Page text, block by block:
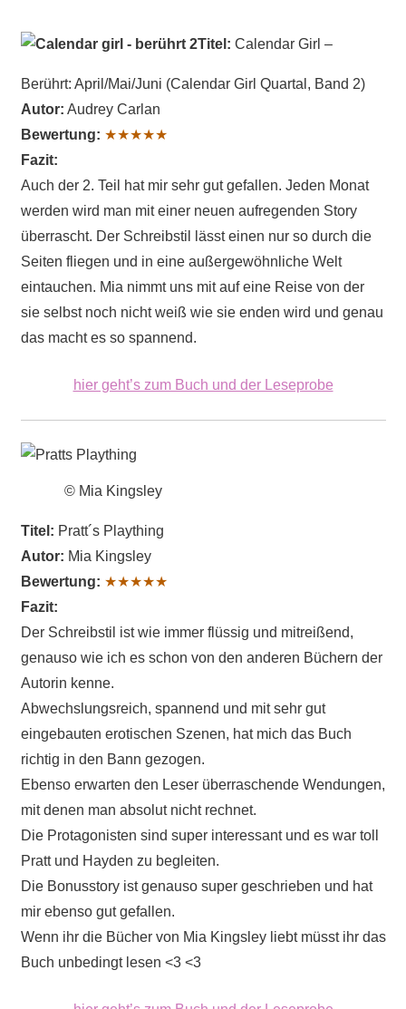
Titel: Calendar Girl –
Berührt: April/Mai/Juni (Calendar Girl Quartal, Band 2)
Autor: Audrey Carlan
Bewertung: ★★★★★
Fazit:
Auch der 2. Teil hat mir sehr gut gefallen. Jeden Monat
werden wird man mit einer neuen aufregenden Story
überrascht. Der Schreibstil lässt einen nur so durch die
Seiten fliegen und in eine außergewöhnliche Welt
eintauchen. Mia nimmt uns mit auf eine Reise von der
sie selbst noch nicht weiß wie sie enden wird und genau
das macht es so spannend.
hier geht’s zum Buch und der Leseprobe
© Mia Kingsley
Titel: Pratt´s Plaything
Autor: Mia Kingsley
Bewertung: ★★★★★
Fazit:
Der Schreibstil ist wie immer flüssig und mitreißend,
genauso wie ich es schon von den anderen Büchern der
Autorin kenne.
Abwechslungsreich, spannend und mit sehr gut
eingebauten erotischen Szenen, hat mich das Buch
richtig in den Bann gezogen.
Ebenso erwarten den Leser überraschende Wendungen,
mit denen man absolut nicht rechnet.
Die Protagonisten sind super interessant und es war toll
Pratt und Hayden zu begleiten.
Die Bonusstory ist genauso super geschrieben und hat
mir ebenso gut gefallen.
Wenn ihr die Bücher von Mia Kingsley liebt müsst ihr das
Buch unbedingt lesen <3 <3